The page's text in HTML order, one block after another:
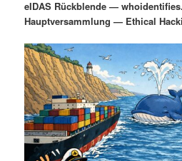
m
ä
r
e
n
u
n
d
ä
r
s
n
a
v
i
g
a
t
i
o
eIDAS Rückblende —
Hauptversammlung — Ethical